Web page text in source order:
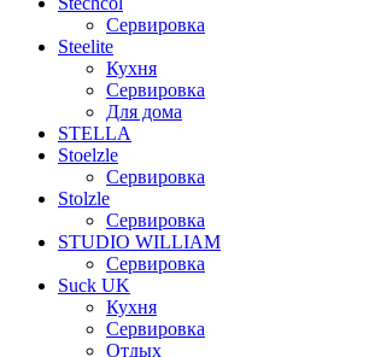
Сервировка
Steelite
Кухня
Сервировка
Для дома
STELLA
Stoelzle
Сервировка
Stolzle
Сервировка
STUDIO WILLIAM
Сервировка
Suck UK
Кухня
Сервировка
Отдых